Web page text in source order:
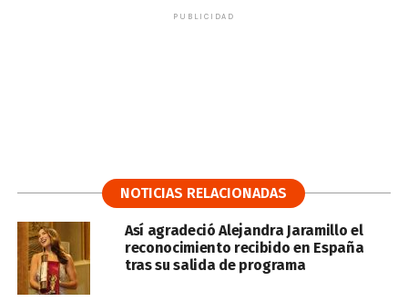
PUBLICIDAD
NOTICIAS RELACIONADAS
Así agradeció Alejandra Jaramillo el
reconocimiento recibido en España
tras su salida de programa